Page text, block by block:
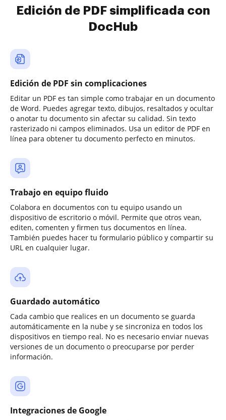
Edición de PDF simplificada con
DocHub
Edición de PDF sin complicaciones
Editar un PDF es tan simple como trabajar en un documento
de Word. Puedes agregar texto, dibujos, resaltados y ocultar
o anotar tu documento sin afectar su calidad. Sin texto
rasterizado ni campos eliminados. Usa un editor de PDF en
línea para obtener tu documento perfecto en minutos.
Trabajo en equipo fluido
Colabora en documentos con tu equipo usando un
dispositivo de escritorio o móvil. Permite que otros vean,
editen, comenten y firmen tus documentos en línea.
También puedes hacer tu formulario público y compartir su
URL en cualquier lugar.
Guardado automático
Cada cambio que realices en un documento se guarda
automáticamente en la nube y se sincroniza en todos los
dispositivos en tiempo real. No es necesario enviar nuevas
versiones de un documento o preocuparse por perder
información.
Integraciones de Google